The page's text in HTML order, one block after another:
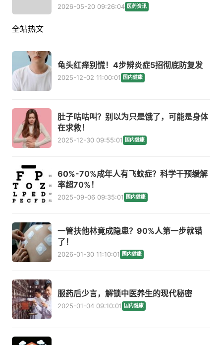
2026-05-20 09:26:04 医药资讯
全站热文
龟头红痒别慌！4步辨炎症5招彻底防复发
2025-12-02 11:00:01 国内健康
肚子咕咕叫？别以为只是饿了，可能是身体
在求救！
2025-12-30 09:55:01 国内健康
60%-70%成年人有飞蚊症？科学干预缓解
率超70%！
2025-09-06 09:35:01 国内健康
一管扶他林竟成隐患？90%人第一步就错
了！
2026-01-30 11:10:01 国内健康
服药后少言，解锁中医养生的现代秘密
2025-01-04 09:10:01 国内健康